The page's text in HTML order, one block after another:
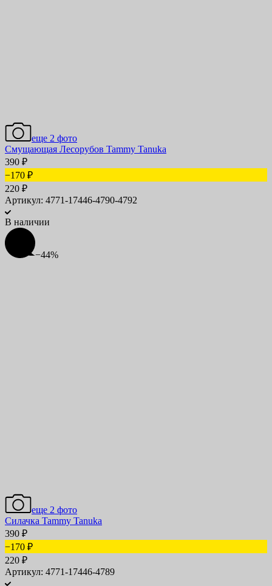
еще 2 фото
Смущающая Лесорубов Tammy Tanuka
390 ₽
−170 ₽
220 ₽
Артикул: 4771-17446-4790-4792
В наличии
−44%
еще 2 фото
Силачка Tammy Tanuka
390 ₽
−170 ₽
220 ₽
Артикул: 4771-17446-4789